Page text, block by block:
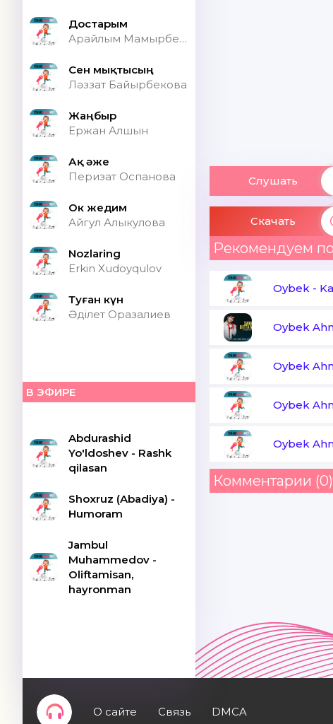
Достарым
Арайлым Мамырбекқызы
Сен мықтысың
Ләззат Байырбекова
Жаңбыр
Ержан Алшын
Ақ әже
Перизат Оспанова
Ок жедим
Айгул Алыкулова
Nozlaring
Erkin Xudoyqulov
Туған күн
Әділет Оразалиев
В ЭФИРЕ
Abdurashid
Yo'ldoshev - Rashk
qilasan
Shoxruz (Abadiya) -
Humoram
Jambul
Muhammedov -
Oliftamisan,
hayronman
Слушать
Скачать
Рекомендуем
Oybek -
Oybek
Oybek
Oybek
Oybek
Комментарии (0)
О сайте Связь DMCA